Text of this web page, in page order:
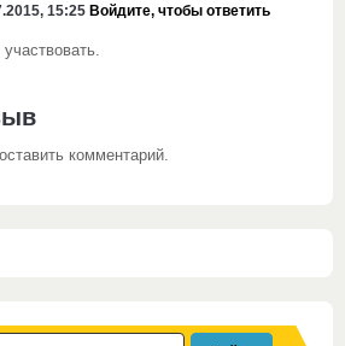
15:25 Войдите, чтобы ответить
комментарий.